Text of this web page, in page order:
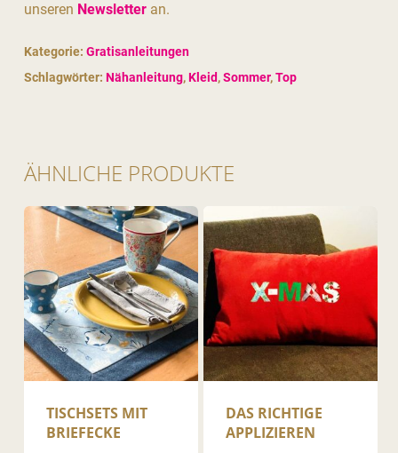
unseren Newsletteran.
Kategorie: Gratisanleitungen
Schlagwörter: Nähanleitung,Kleid,Sommer,Top
ÄHNLICHE PRODUKTE
TISCHSETS MIT
BRIEFECKE
DAS RICHTIGE
APPLIZIEREN